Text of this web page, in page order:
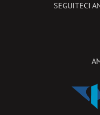
SEGUITECI